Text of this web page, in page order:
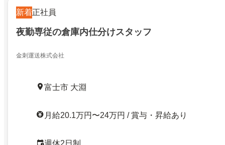
新着正社員
夜勤専従の倉庫内仕分けスタッフ
金刺運送株式会社
富士市 大淵
月給20.1万円〜24万円 / 賞与・昇給あり
週休2日制